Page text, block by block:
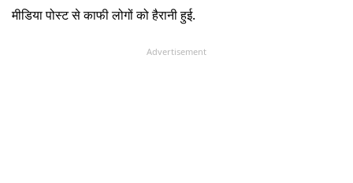
मीडिया पोस्ट से काफी लोगों को हैरानी हुई.
Advertisement